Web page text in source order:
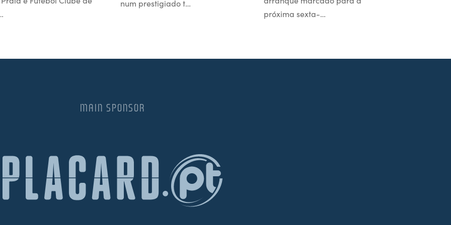
num prestigiado t…
próxima sexta-…
MAIN SPONSOR